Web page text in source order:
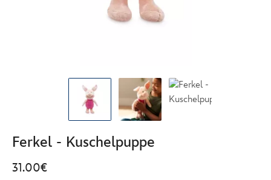
Ferkel - Kuschelpuppe
31.00€